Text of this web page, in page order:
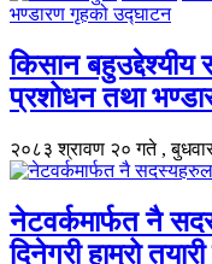
किसान बहुउद्देश्यीय
प्रशोधन तथा
२०८३ श्रावण २० गते ,
नेटवर्कमार्फत नै
दिनेगरी हाम्रो